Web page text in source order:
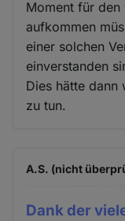
Moment für den
aufkommen
einer solchen
einverstanden
Dies hätte dann
zu tun.
A.S. (nicht
Dank der